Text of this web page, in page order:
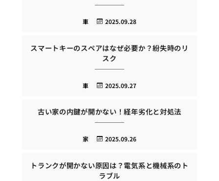
2025.09.28
車
スマートキーのスペアはなぜ必要か？紛失時のリ
スク
2025.09.27
車
古い家の内鍵が開かない！経年劣化と対処法
2025.09.26
家
トランクが開かない原因は？電気系と機械系のト
ラブル